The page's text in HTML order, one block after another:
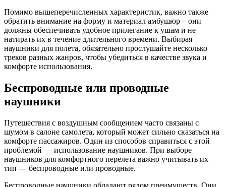
Помимо вышеперечисленных характеристик, важно также
обратить внимание на форму и материал амбушюр – они
должны обеспечивать удобное прилегание к ушам и не
натирать их в течение длительного времени. Выбирая
наушники для полета, обязательно прослушайте несколько
треков разных жанров, чтобы убедиться в качестве звука и
комфорте использования.
Беспроводные или проводные
наушники
Путешествия с воздушным сообщением часто связаны с
шумом в салоне самолета, который может сильно сказаться на
комфорте пассажиров. Один из способов справиться с этой
проблемой — использование наушников. При выборе
наушников для комфортного перелета важно учитывать их
тип — беспроводные или проводные.